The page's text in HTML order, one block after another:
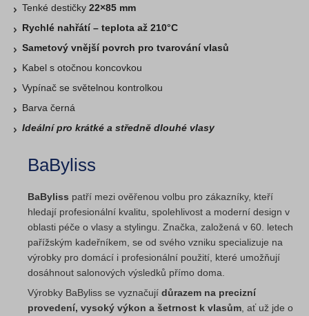
Tenké destičky 22×85 mm
Rychlé nahřátí – teplota až 210°C
Sametový vnější povrch pro tvarování vlasů
Kabel s otočnou koncovkou
Vypínač se světelnou kontrolkou
Barva černá
Ideální pro krátké a středně dlouhé vlasy
BaByliss
BaByliss patří mezi ověřenou volbu pro zákazníky, kteří
hledají profesionální kvalitu, spolehlivost a moderní design v
oblasti péče o vlasy a stylingu. Značka, založená v 60. letech
pařížským kadeřníkem, se od svého vzniku specializuje na
výrobky pro domácí i profesionální použití, které umožňují
dosáhnout salonových výsledků přímo doma.
Výrobky BaByliss se vyznačují důrazem na precizní
provedení, vysoký výkon a šetrnost k vlasům, ať už jde o